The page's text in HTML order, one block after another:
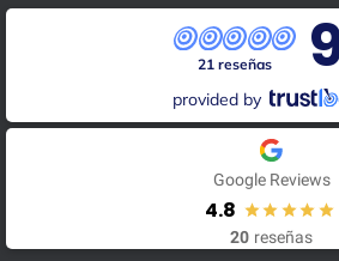
21 reseñas
provided by
Google Reviews
4.8
20 reseñas